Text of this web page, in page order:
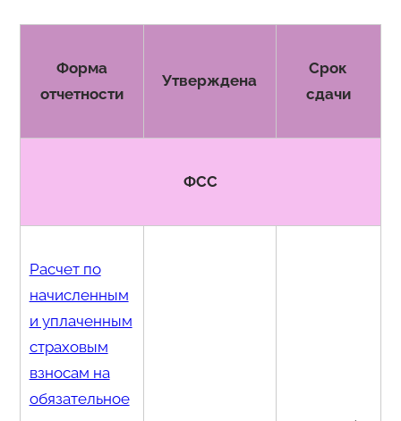
Форма
отчетности
Утверждена
Срок
сдачи
ФСС
Расчет по
начисленным
и уплаченным
страховым
взносам на
обязательное